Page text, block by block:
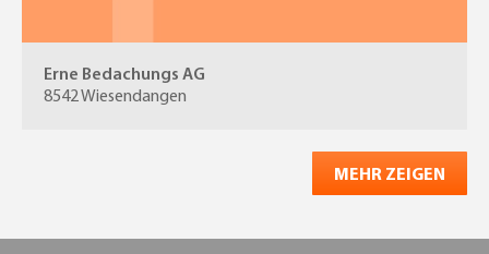
Erne Bedachungs AG
8542 Wiesendangen
MEHR ZEIGEN